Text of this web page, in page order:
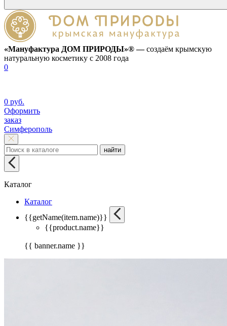
«Мануфактура ДОМ ПРИРОДЫ»® —создаём крымскую
натуральную косметику с 2008 года
0
0 руб.
Оформить
заказ
Симферополь
найти
Каталог
Каталог
{{getName(item.name)}}
{{product.name}}
{{ banner.name }}